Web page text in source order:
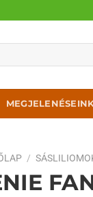
MEGJELENÉSEINK
/